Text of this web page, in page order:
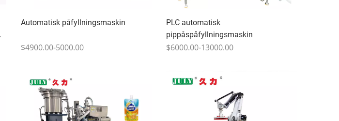
Automatisk påfyllningsmaskin
$4900.00-5000.00
PLC automatisk
pippåspåfyllningsmaskin
$6000.00-13000.00